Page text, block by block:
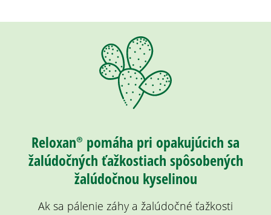
Reloxan® pomáha pri opakujúcich sa
žalúdočných ťažkostiach spôsobených
žalúdočnou kyselinou
Ak sa pálenie záhy a žalúdočné ťažkosti